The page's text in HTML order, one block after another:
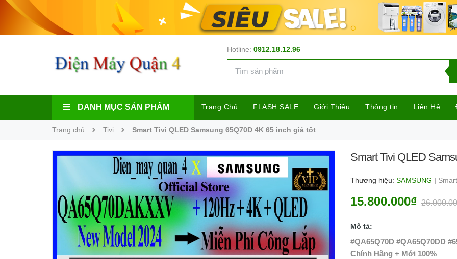
Hotline: 0912.18.12.96
DANH MỤC SẢN PHẨM Trang Chủ FLASH SALE Giới Thiệu Thông tin Liên Hệ
Trang chủ Tivi Smart Tivi QLED Samsung 65Q70D 4K 65 inch giá tốt
Smart Tivi QLED
Thương hiệu: SAMSUNG |
15.800.000₫
Mô tả:
#QA65Q70D #QA65Q70DD
Chính Hãng + Mới 100%